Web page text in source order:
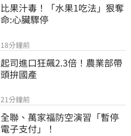
比果汁毒！「水果1吃法」狠奪
命:心臟驟停
18分鐘前
起司進口狂飆2.3倍！農業部帶
頭拚國產
21分鐘前
全聯、萬家福防空演習「暫停
電子支付」！